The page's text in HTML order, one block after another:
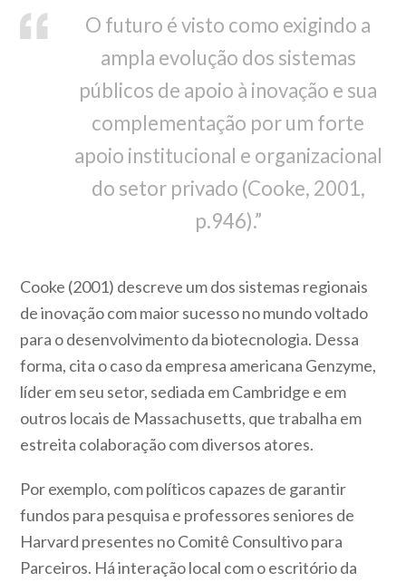
O futuro é visto como exigindo a
ampla evolução dos sistemas
públicos de apoio à inovação e sua
complementação por um forte
apoio institucional e organizacional
do setor privado (Cooke, 2001,
p.946).”
Cooke (2001) descreve um dos sistemas regionais
de inovação com maior sucesso no mundo voltado
para o desenvolvimento da biotecnologia. Dessa
forma, cita o caso da empresa americana Genzyme,
líder em seu setor, sediada em Cambridge e em
outros locais de Massachusetts, que trabalha em
estreita colaboração com diversos atores.
Por exemplo, com políticos capazes de garantir
fundos para pesquisa e professores seniores de
Harvard presentes no Comitê Consultivo para
Parceiros. Há interação local com o escritório da